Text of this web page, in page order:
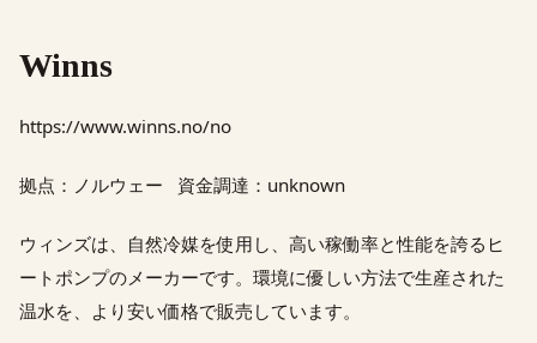
Winns
https://www.winns.no/no
拠点：ノルウェー 資金調達：unknown
ウィンズは、自然冷媒を使用し、高い稼働率と性能を誇るヒ
ートポンプのメーカーです。環境に優しい方法で生産された
温水を、より安い価格で販売しています。